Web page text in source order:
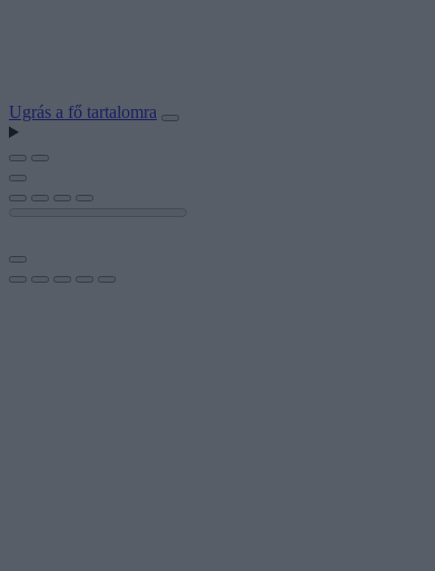
Ugrás a fő tartalomra